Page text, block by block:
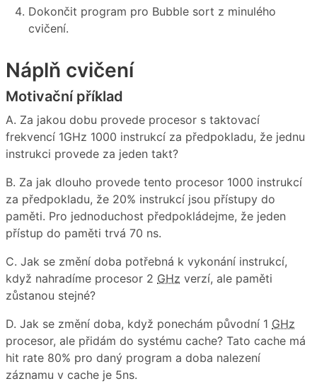
Dokončit program pro Bubble sort z minulého
cvičení.
Náplň cvičení
Motivační příklad
A. Za jakou dobu provede procesor s taktovací
frekvencí 1GHz 1000 instrukcí za předpokladu, že jednu
instrukci provede za jeden takt?
B. Za jak dlouho provede tento procesor 1000 instrukcí
za předpokladu, že 20% instrukcí jsou přístupy do
paměti. Pro jednoduchost předpokládejme, že jeden
přístup do paměti trvá 70 ns.
C. Jak se změní doba potřebná k vykonání instrukcí,
když nahradíme procesor 2 GHz verzí, ale paměti
zůstanou stejné?
D. Jak se změní doba, když ponechám původní 1 GHz
procesor, ale přidám do systému cache? Tato cache má
hit rate 80% pro daný program a doba nalezení
záznamu v cache je 5ns.